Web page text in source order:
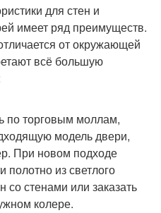
для стен и
имеет ряд преимуществ.
от окружающей
всё большую
по торговым моллам,
модель двери,
При новом подходе
полотно из светлого
со стенами или заказать
колере.